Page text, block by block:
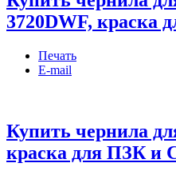
3720DWF,
Печать
E-mail
Купить чернила
краска для ПЗК